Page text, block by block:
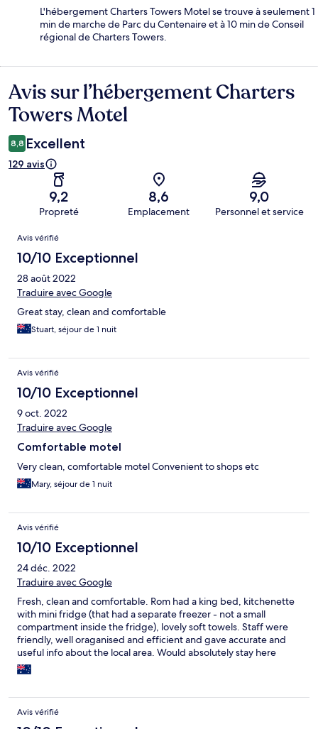
L'hébergement Charters Towers Motel se trouve à seulement 1
min de marche de Parc du Centenaire et à 10 min de Conseil
régional de Charters Towers.
Avis
Avis sur l’hébergement Charters
Towers Motel
8,8 Excellent
129 avis
9,2
Propreté
8,6
Emplacement
9,0
Personnel et service
Avis
Avis vérifié
10/10 Exceptionnel
28 août 2022
Traduire avec Google
Great stay, clean and comfortable
Stuart, séjour de 1 nuit
Avis vérifié
10/10 Exceptionnel
9 oct. 2022
Traduire avec Google
Comfortable motel
Very clean, comfortable motel Convenient to shops etc
Mary, séjour de 1 nuit
Avis vérifié
10/10 Exceptionnel
24 déc. 2022
Traduire avec Google
Fresh, clean and comfortable. Rom had a king bed, kitchenette
with mini fridge (that had a separate freezer - not a small
compartment inside the fridge), lovely soft towels. Staff were
friendly, well oraganised and efficient and gave accurate and
useful info about the local area. Would absolutely stay here
again!
Avis vérifié